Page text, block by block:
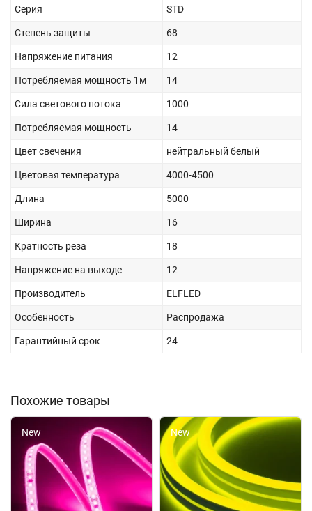
Серия STD
Степень защиты 68
Напряжение питания 12
Потребляемая мощность 1м 14
Сила светового потока 1000
Потребляемая мощность 14
Цвет свечения нейтральный белый
Цветовая температура 4000-4500
Длина 5000
Ширина 16
Кратность реза 18
Напряжение на выходе 12
Производитель ELFLED
Особенность Распродажа
Гарантийный срок 24
Похожие товары
New New